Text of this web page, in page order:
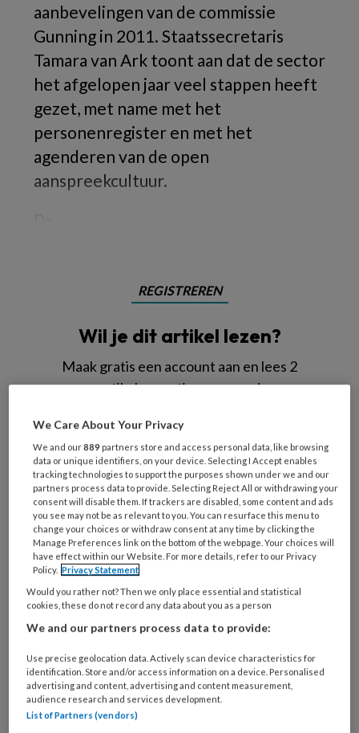
aanbevelingen van de commissie
Gunning in 2011. Staatssecretaris
Tamara van Ark toont aan dat de sector
het afgelopen jaar veel stappen heeft
gezet, met name met het
personenregister en met het
agenderen van de open
aanspreekcultuur.
REGISTREREN
Wil je dit artikel lezen?
Maak gratis een account aan en lees 2
artikelen gratis per maand
Al een account of abonnement?
Wat
is
je
e-
mailadres?
* *
Kies
je
wachtwoord*
Kies
functie
Bij
welke
organisatie
werk
We Care About Your Privacy
We and our889 partners store and access personal data, like browsing
data or unique identifiers, on your device. Selecting I Accept enables
tracking technologies to support the purposes shown under we and our
partners process data to provide. Selecting Reject All or withdrawing your
consent will disable them. If trackers are disabled, some content and ads
you see may not be as relevant to you. You can resurface this menu to
change your choices or withdraw consent at any time by clicking the
Manage Preferences link on the bottom of the webpage. Your choices will
have effect within our Website. For more details, refer to our Privacy
Policy. Privacy Statement
Would you rather not? Then we only place essential and statistical
cookies, these do not record any data about you as a person
We and our partners process data to provide:
Use precise geolocation data. Actively scan device characteristics for
identification. Store and/or access information on a device. Personalised
advertising and content, advertising and content measurement,
audience research and services development.
List of Partners (vendors)